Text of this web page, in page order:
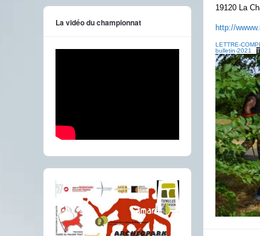
19120 La
http://
LETTRE-
bulletin-2021
La vidéo du championnat